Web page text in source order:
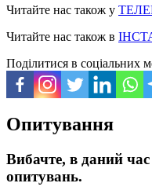
Читайте нас також у
Читайте нас також в
Поділитися в соціальних
Опитування
Вибачте, в даний
опитувань.